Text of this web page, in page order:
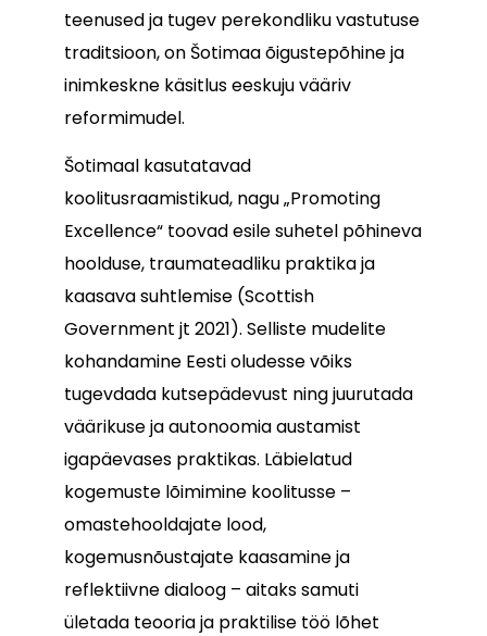
teenused ja tugev perekondliku vastutuse
traditsioon, on Šotimaa õigustepõhine ja
inimkeskne käsitlus eeskuju vääriv
reformimudel.
Šotimaal kasutatavad
koolitusraamistikud, nagu „Promoting
Excellence“ toovad esile suhetel põhineva
hoolduse, traumateadliku praktika ja
kaasava suhtlemise (Scottish
Government jt 2021). Selliste mudelite
kohandamine Eesti oludesse võiks
tugevdada kutsepädevust ning juurutada
väärikuse ja autonoomia austamist
igapäevases praktikas. Läbielatud
kogemuste lõimimine koolitusse –
omastehooldajate lood,
kogemusnõustajate kaasamine ja
reflektiivne dialoog – aitaks samuti
ületada teooria ja praktilise töö lõhet